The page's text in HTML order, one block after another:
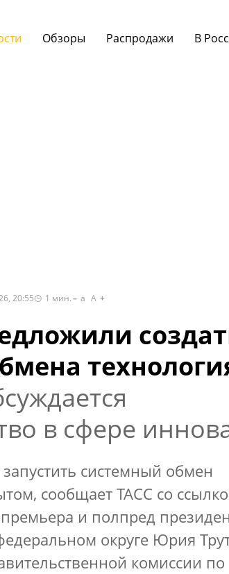
Обзоры Распродажи В
20:55 1 мин. a A
в сфере
системный обмен
сообщает ТАСС со
и полпред
округе Юрия
комиссии